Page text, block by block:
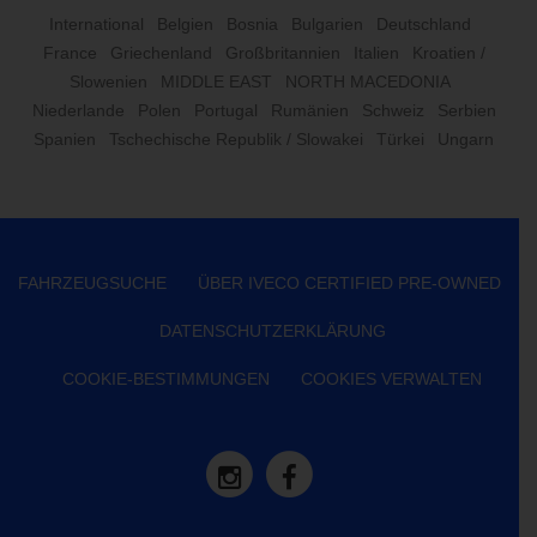
International Belgien Bosnia Bulgarien
Deutschland
France
Griechenland Großbritannien Italien
Kroatien /
Slowenien
MIDDLE EAST
NORTH MACEDONIA
Niederlande
Polen Portugal Rumänien Schweiz
Serbien
Spanien
Tschechische Republik / Slowakei Türkei Ungarn
FAHRZEUGSUCHE ÜBER IVECO CERTIFIED PRE-OWNED
DATENSCHUTZERKLÄRUNG
COOKIE-BESTIMMUNGEN COOKIES VERWALTEN